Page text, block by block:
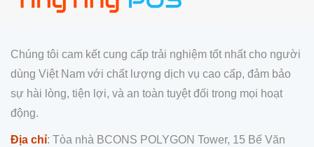
Chúng tôi cam kết cung cấp trải nghiệm tốt nhất cho người
dùng Việt Nam với chất lượng dịch vụ cao cấp, đảm bảo
sự hài lòng, tiện lợi, và an toàn tuyệt đối trong mọi hoạt
động.
Địa chỉ: Tòa nhà BCONS POLYGON Tower, 15 Bế Văn